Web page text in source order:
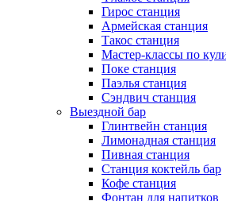
Гирос станция
Армейская станция
Такос станция
Мастер-классы по
Поке станция
Паэлья станция
Сэндвич станция
Выездной бар
Глинтвейн станция
Лимонадная станция
Пивная станция
Станция коктейль бар
Кофе станция
Фонтан для напитков